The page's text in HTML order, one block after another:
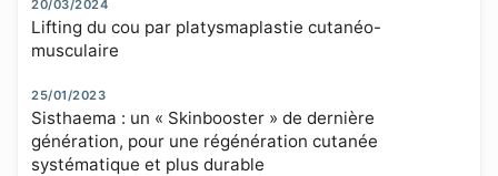
20/03/2024
Lifting du cou par platysmaplastie cutanéo-
musculaire
25/01/2023
Sisthaema : un « Skinbooster » de dernière
génération, pour une régénération cutanée
systématique et plus durable